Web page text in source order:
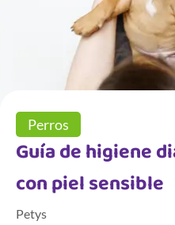
Perros
Guía de higiene
con piel sensible
Petys